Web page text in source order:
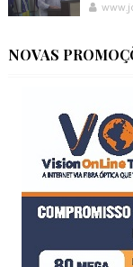
NOVAS